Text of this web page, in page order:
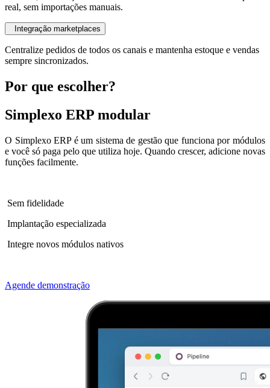
real, sem importações manuais.
Integração marketplaces
Centralize pedidos de todos os canais e mantenha estoque e vendas
sempre sincronizados.
Por que escolher?
Simplexo ERP modular
O Simplexo ERP é um sistema de gestão que funciona por módulos
e você só paga pelo que utiliza hoje. Quando crescer, adicione novas
funções facilmente.
Sem fidelidade
Implantação especializada
Integre novos módulos nativos
Agende demonstração